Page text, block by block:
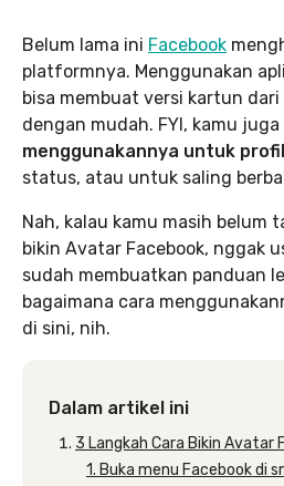
Belum lama ini Facebook
platformnya. Menggunakan
bisa membuat versi kartun
dengan mudah. FYI, kamu juga
menggunakannya untuk
status, atau untuk saling
Nah, kalau kamu masih belum
bikin Avatar Facebook, nggak
sudah membuatkan panduan
bagaimana cara
di sini, nih.
Dalam artikel ini
3 Langkah Cara Bikin Avatar
1. Buka menu Facebook di